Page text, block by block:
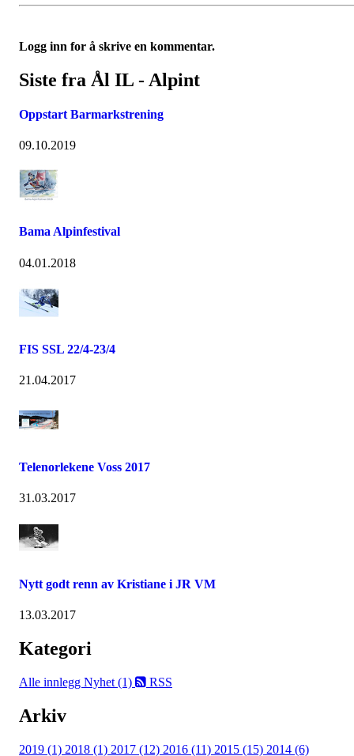
Logg inn for å skrive en kommentar.
Siste fra Ål IL - Alpint
Oppstart Barmarkstrening
09.10.2019
Bama Alpinfestival
04.01.2018
FIS SSL 22/4-23/4
21.04.2017
Telenorlekene Voss 2017
31.03.2017
Nytt godt renn av Kristiane i JR VM
13.03.2017
Kategori
Alle innlegg Nyhet (1) RSS
Arkiv
2019 (1) 2018 (1) 2017 (12) 2016 (11) 2015 (15) 2014 (6)